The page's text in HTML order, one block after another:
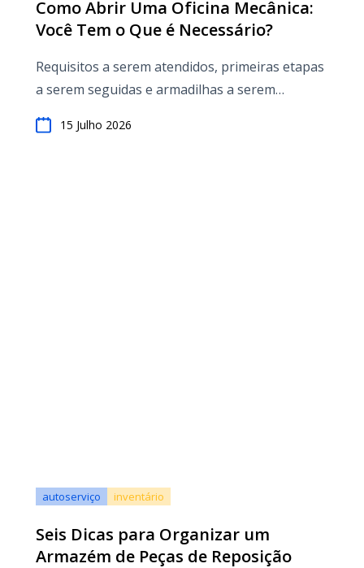
Como Abrir Uma Oficina Mecânica:
Você Tem o Que é Necessário?
Requisitos a serem atendidos, primeiras etapas
a serem seguidas e armadilhas a serem
15 Julho 2026
autoserviço inventário
Seis Dicas para Organizar um
Armazém de Peças de Reposição